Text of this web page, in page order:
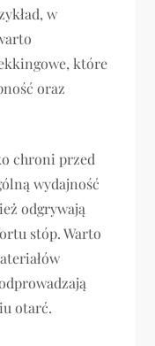
w
które
oraz
chroni przed
wydajność
odgrywają
stóp. Warto
otarć.